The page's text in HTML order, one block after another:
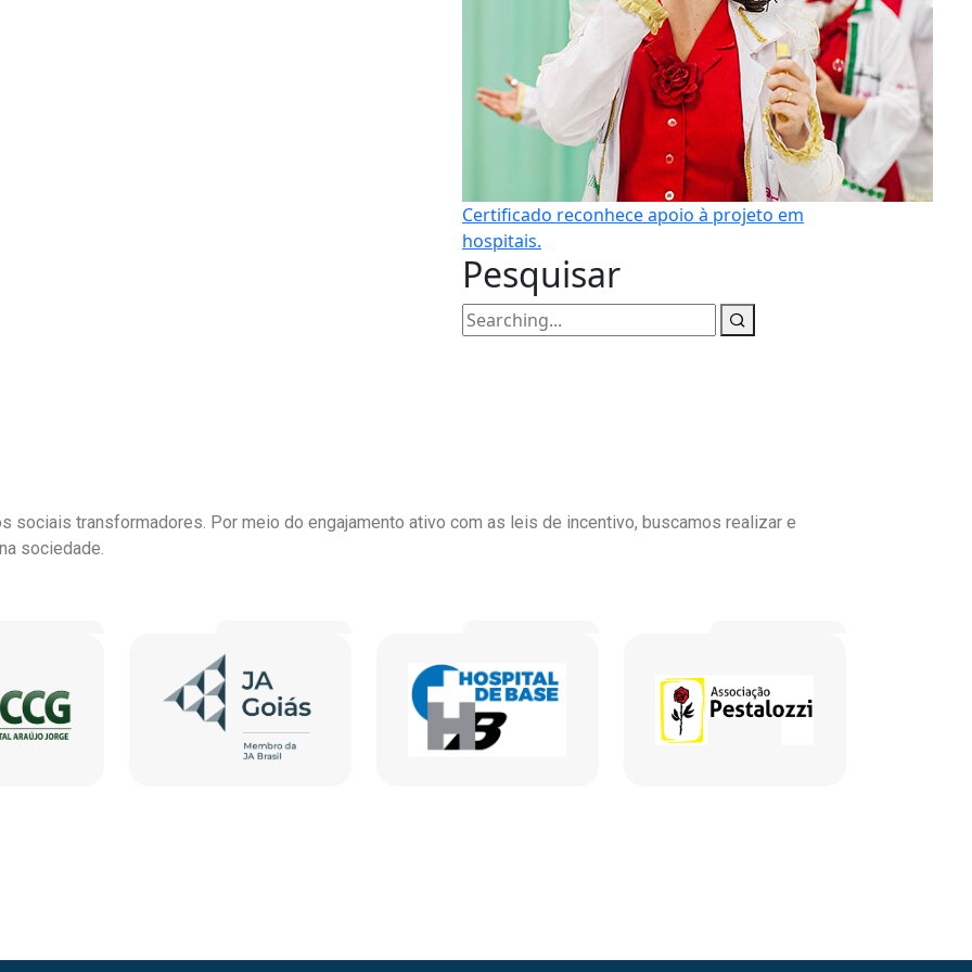
Certificado reconhece apoio à projeto em
hospitais.
Pesquisar
sociais transformadores. Por meio do engajamento ativo com as leis de incentivo, buscamos realizar e
sociedade.